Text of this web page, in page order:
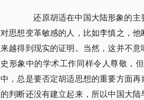
还原胡适在中国大陆形象的主
对思想变革敏感的人，比如李慎之，
来越得到现实的证明。当然，这并不
史形象中的学术工作同样令人尊敬，
中，总是要否定胡适思想的重要方面
的判断还没有建立起来，所以中国大